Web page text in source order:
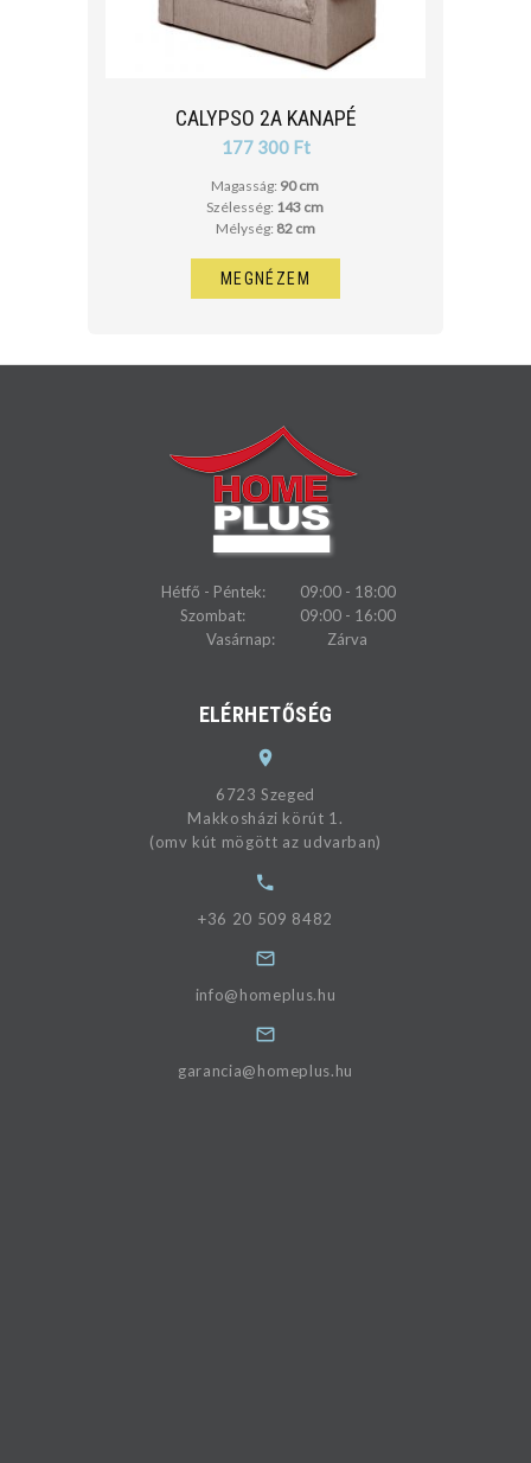
CALYPSO 2A KANAPÉ
177 300 Ft
Magasság: 90 cm
Szélesség: 143 cm
Mélység: 82 cm
MEGNÉZEM
Hétfő - Péntek:
09:00 - 18:00
Szombat:
09:00 - 16:00
Vasárnap:
Zárva
ELÉRHETŐSÉG
6723 Szeged
Makkosházi körút 1.
(omv kút mögött az udvarban)
+36 20 509 8482
info@homeplus.hu
garancia@homeplus.hu